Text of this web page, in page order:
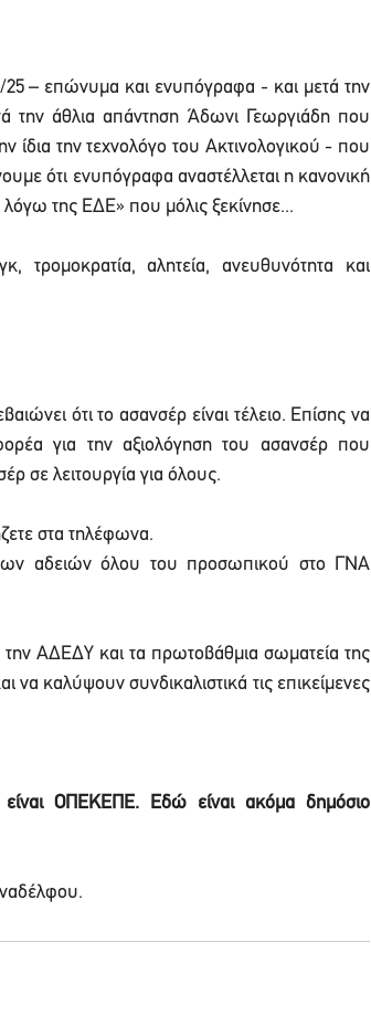
25 – επώνυμα και ενυπόγραφα - και μετά την
την άθλια απάντηση Άδωνι Γεωργιάδη που
ίδια την τεχνολόγο του Ακτινολογικού - που
ότι ενυπόγραφα αναστέλλεται η κανονική
της ΕΔΕ» που μόλις ξεκίνησε...
τρομοκρατία, αλητεία, ανευθυνότητα και
ότι το ασανσέρ είναι τέλειο. Επίσης να
για την αξιολόγηση του ασανσέρ που
σε λειτουργία για όλους.
στα τηλέφωνα.
αδειών όλου του προσωπικού στο ΓΝΑ
ΑΔΕΔΥ και τα πρωτοβάθμια σωματεία της
καλύψουν συνδικαλιστικά τις επικείμενες
ΟΠΕΚΕΠΕ. Εδώ είναι ακόμα δημόσιο